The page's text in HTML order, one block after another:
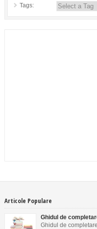
Tags:
Articole Populare
Ghidul de
Ghidul de